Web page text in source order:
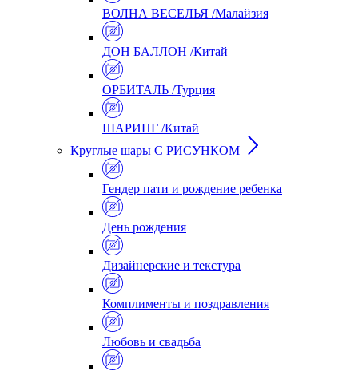
ВОЛНА ВЕСЕЛЬЯ /Малайзия
ДОН БАЛЛОН /Китай
ОРБИТАЛЬ /Турция
ШАРИНГ /Китай
Круглые шары С РИСУНКОМ
Гендер пати и рождение ребенка
День рождения
Дизайнерские и текстура
Комплименты и поздравления
Любовь и свадьба